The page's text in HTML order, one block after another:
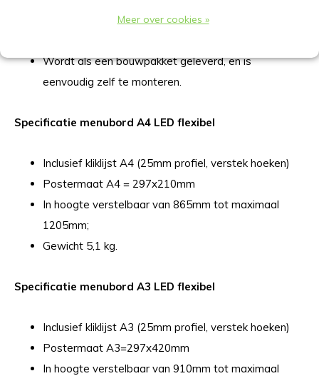
Verzwaarde voet;
Wordt als een bouwpakket geleverd, en is
eenvoudig zelf te monteren.
Specificatie menubord A4 LED flexibel
Inclusief kliklijst A4 (25mm profiel, verstek hoeken)
Postermaat A4 = 297x210mm
In hoogte verstelbaar van 865mm tot maximaal
1205mm;
Gewicht 5,1 kg.
Specificatie menubord A3 LED flexibel
Inclusief kliklijst A3 (25mm profiel, verstek hoeken)
Postermaat A3=297x420mm
In hoogte verstelbaar van 910mm tot maximaal
Meer over cookies »